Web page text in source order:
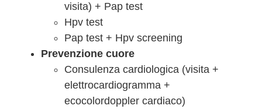
visita) + Pap test
Hpv test
Pap test + Hpv screening
Prevenzione cuore
Consulenza cardiologica (visita +
elettrocardiogramma +
ecocolordoppler cardiaco)